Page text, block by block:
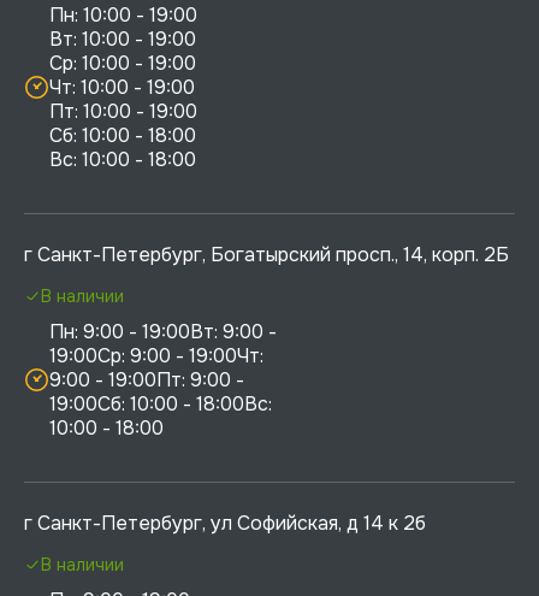
Пн: 10:00 - 19:00
Вт: 10:00 - 19:00
Ср: 10:00 - 19:00
Чт: 10:00 - 19:00
Пт: 10:00 - 19:00
Сб: 10:00 - 18:00
г Санкт-Петербург, Богатырский просп., 14, корп. 2Б
Пн: 9:00 - 19:00Вт: 9:00 -
19:00Ср: 9:00 - 19:00Чт:
9:00 - 19:00Пт: 9:00 -
19:00Сб: 10:00 - 18:00Вс:
10:00 - 18:00
В наличии
г Санкт-Петербург, ул Софийская, д 14 к 2б
В наличии